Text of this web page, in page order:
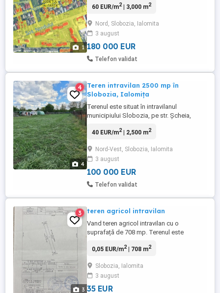
1
înscris in cartea funciara și intabulat.
60 EUR/m2| 3,000 m2
Nord, Slobozia, Ialomita
3 august
180 000 EUR
Telefon validat
4
4
Teren intravilan 2500 mp în
Slobozia, Ialomița
Terenul este situat în intravilanul
municipiului Slobozia, pe str. Șcheia,
la stradă și 100m în adâncime. Este
Terenul este racordat la rețeaua de apă
potabilă a orașului. În plus are un puț forat
pentru APĂ INDUSTRIALA, ...
40 EUR/m2| 2,500 m2
Nord-Vest, Slobozia, Ialomita
3 august
100 000 EUR
Telefon validat
3
3 teren agricol intravilan
Vand teren agricol intravilan cu o
suprafață de 708 mp. Terenul este
Slobozia, jud. Ialomita. Tarla T-519 3,
0,05 EUR/m2| 708 m2
Slobozia, Ialomita
3 august
35 EUR